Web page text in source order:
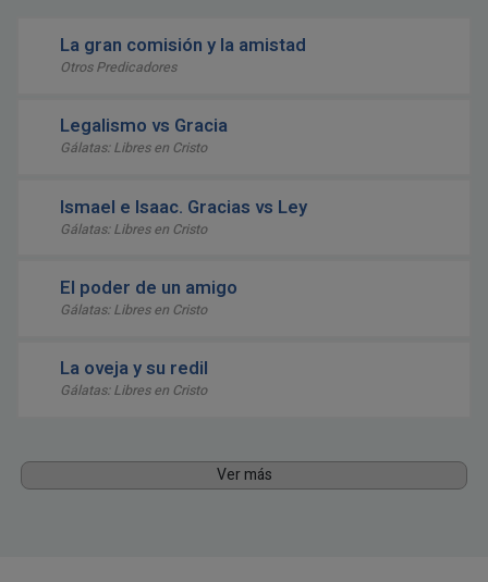
La gran comisión y la amistad
Otros Predicadores
Legalismo vs Gracia
Gálatas: Libres en Cristo
Ismael e Isaac. Gracias vs Ley
Gálatas: Libres en Cristo
El poder de un amigo
Gálatas: Libres en Cristo
La oveja y su redil
Gálatas: Libres en Cristo
Ver más